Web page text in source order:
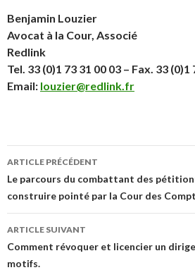
Benjamin Louzier
Avocat à la Cour, Associé
Redlink
Tel. 33 (0)1 73 31 00 03 – Fax. 33 (0)1
Email: louzier@redlink.fr
Navigation
des
articles
ARTICLE PRÉCÉDENT
Le parcours du combattant des
construire pointé par la Cour des
ARTICLE SUIVANT
Comment révoquer et licencier un
motifs.